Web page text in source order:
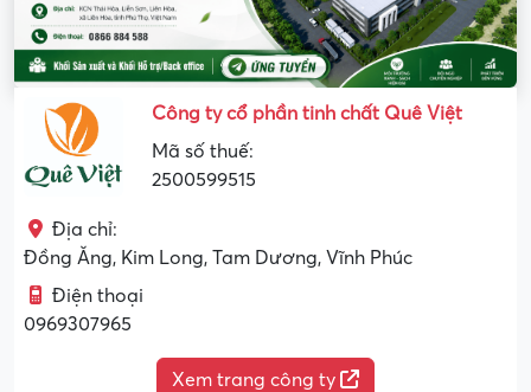
Công ty cổ phần tinh chất Quê Việt
Mã số thuế:
2500599515
Địa chỉ:
Đồng Ăng, Kim Long, Tam Dương, Vĩnh Phúc
Điện thoại
0969307965
Xem trang công ty